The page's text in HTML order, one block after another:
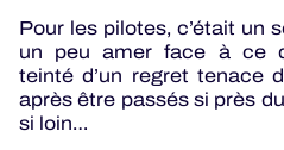
Pour les pilotes, c’était un
un peu amer face à ce
teinté d’un regret tenace
après être passés si près
si loin…